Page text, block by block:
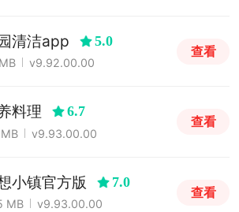
清洁app 5.0
v9.92.00.00
查看
料理 6.7
v9.93.00.00
查看
小镇官方版 7.0
MB v9.93.00.00
查看